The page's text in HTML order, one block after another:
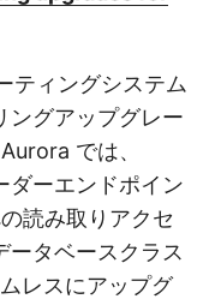
ティングシステム
ングアップグレー
では、
ダーエンドポイン
読み取りアクセ
ータベースクラス
レスにアップグ